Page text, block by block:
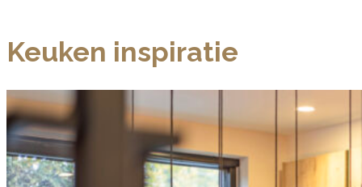
Keuken inspiratie